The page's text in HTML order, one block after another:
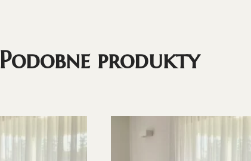
Podobne produkty